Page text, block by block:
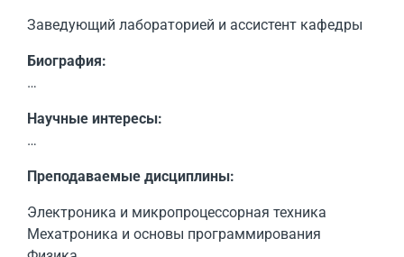
Заведующий лабораторией и ассистент кафедры
Биография:
…
Научные интересы:
…
Преподаваемые дисциплины:
Электроника и микропроцессорная техника
Мехатроника и основы программирования